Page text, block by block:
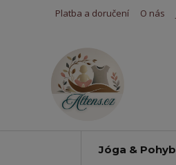
Platba a doručení O nás
Jóga & Pohyb